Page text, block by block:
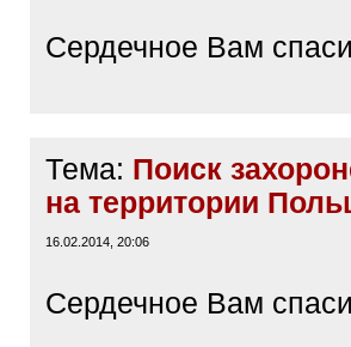
Сердечное Вам
Тема: Поиск
на территории
16.02.2014, 20:06
Сердечное Вам